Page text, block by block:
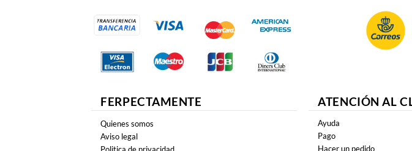
FERPECTAMENTE
Quienes somos
Aviso legal
Politica de privacidad
ATENCIÓN AL
Ayuda
Pago
Hacer un pedido